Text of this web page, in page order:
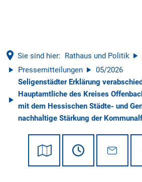
Sie sind hier: Rathaus und Politik
Pressemitteilungen
05/2026
Seligenstädter Erklärung
Hauptamtliche des Kreises
mit dem Hessischen Städte- und
nachhaltige Stärkung der